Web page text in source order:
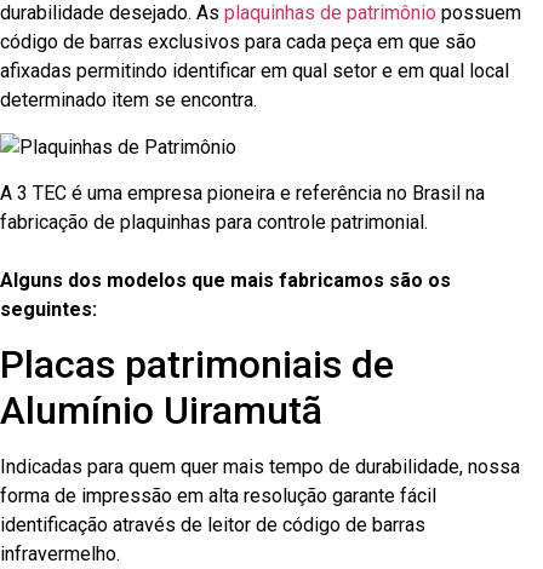
durabilidade desejado. As plaquinhas de patrimônio possuem
código de barras exclusivos para cada peça em que são
afixadas permitindo identificar em qual setor e em qual local
determinado item se encontra.
A 3 TEC é uma empresa pioneira e referência no Brasil na
fabricação de plaquinhas para controle patrimonial.
Alguns dos modelos que mais fabricamos são os
seguintes:
Placas patrimoniais de
Alumínio Uiramutã
Indicadas para quem quer mais tempo de durabilidade, nossa
forma de impressão em alta resolução garante fácil
identificação através de leitor de código de barras
infravermelho.